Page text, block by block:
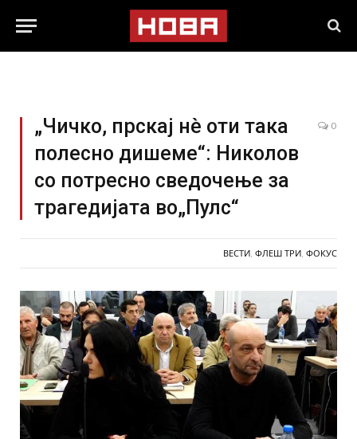
„Чичко, прскај нè оти така
полесно дишеме“: Николов
со потресно сведочење за
трагедијата во„Пулс“
0
ВЕСТИ ФЛЕШ ТРИ ФОКУС